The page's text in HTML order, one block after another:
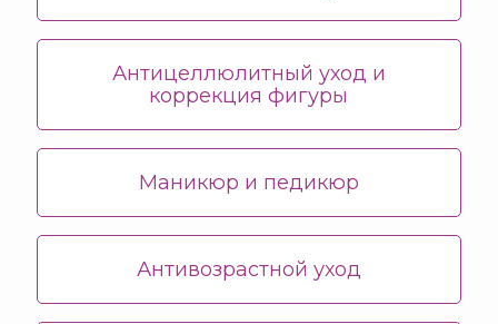
Антицеллюлитный уход и
коррекция фигуры
Маникюр и педикюр
Антивозрастной уход